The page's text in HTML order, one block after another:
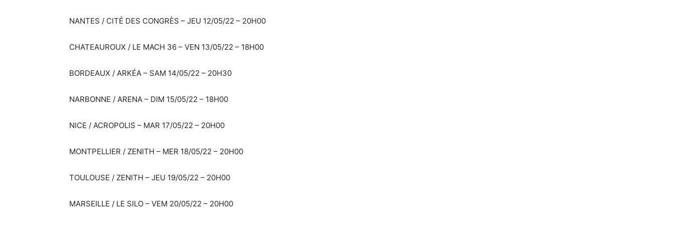
NANTES / CITÉ DES CONGRÈS – JEU 12/05/22 – 20H00
CHATEAUROUX / LE MACH 36 – VEN 13/05/22 – 18H00
BORDEAUX / ARKÉA – SAM 14/05/22 – 20H30
NARBONNE / ARENA – DIM 15/05/22 – 18H00
NICE / ACROPOLIS – MAR 17/05/22 – 20H00
MONTPELLIER / ZENITH – MER 18/05/22 – 20H00
TOULOUSE / ZENITH – JEU 19/05/22 – 20H00
MARSEILLE / LE SILO – VEM 20/05/22 – 20H00